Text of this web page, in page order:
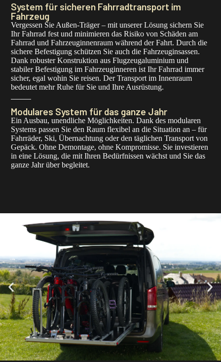
System für sicheren Fahrradtransport im
Fahrzeug
Vergessen Sie Außen-Träger – mit unserer Lösung sichern Sie
Ihr Fahrrad fest und minimieren das Risiko von Schäden am
Fahrrad und Fahrzeuginnenraum während der Fahrt. Durch die
sichere Befestigung schützen Sie auch die Fahrzeuginsassen.
Dank robuster Konstruktion aus Flugzeugaluminium und
stabiler Befestigung im Fahrzeuginneren ist Ihr Fahrrad immer
sicher, egal wohin Sie reisen. Der Transport im Innenraum
bedeutet mehr Ruhe für Sie und Ihre Ausrüstung.
Modulares System für das ganze Jahr
Ein Ausbau, unendliche Möglichkeiten. Dank des modularen
Systems passen Sie den Raum flexibel an die Situation an – für
Fahrräder, Ski, Übernachtung oder den täglichen Transport von
Gepäck. Ohne Demontage, ohne Kompromisse. Sie investieren
in eine Lösung, die mit Ihren Bedürfnissen wächst und Sie das
ganze Jahr über begleitet.